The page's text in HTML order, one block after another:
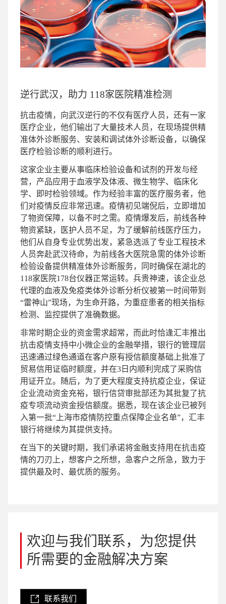
逆行武汉，助力 118家医院精准检测
抗击疫情，向武汉逆行的不仅有医疗人员，还有一家
医疗企业，他们输出了大量技术人员，在现场提供精
准体外诊断服务、安装和调试体外诊断设备，以确保
医疗检验诊断的顺利进行。
这家企业主要从事临床检验设备和试剂的开发与经
营，产品应用于血液学及体液、微生物学、临床化
学、即时检验领域。作为经验丰富的医疗服务者，他
们对疫情反应非常迅速。疫情初见端倪后，立即增加
了物资保障，以备不时之需。疫情爆发后，前线各种
物资紧缺，医护人员不足，为了缓解前线医疗压力，
他们从自身专业优势出发，紧急选派了专业工程技术
人员奔赴武汉待命，为前线各大医院急需的体外诊断
检验设备提供精准体外诊断服务，同时确保在湖北的
118家医院178台仪器正常运转。兵贵神速，该企业总
代理的血液及免疫类体外诊断分析仪被第一时间带到
“雷神山”现场，为生命开路，为重症患者的相关指标
检测、监控提供了准确数据。
非常时期企业的资金需求超常，而此时恰逢汇丰推出
抗击疫情支持中小微企业的金融举措，银行的管理层
迅速通过绿色通道在客户原有授信额度基础上批准了
贸易信用证临时额度，并在3日内顺利完成了采购信
用证开立。随后，为了更大程度支持抗疫企业，保证
企业流动资金充裕，银行信贷审批部还为其批复了抗
疫专项流动资金授信额度。据悉，现在该企业已被列
入第一批“上海市疫情防控重点保障企业名单”，汇丰
银行将继续为其提供支持。
在当下的关键时期，我们承诺将金融支持用在抗击疫
情的刀刃上，想客户之所想，急客户之所急，致力于
提供最及时、最优质的服务。
欢迎与我们联系，为您提供
所需要的金融解决方案
联系我们